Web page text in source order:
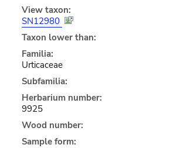
View taxon:
SN12980
Taxon lower than:
Familia:
Urticaceae
Subfamilia:
Herbarium number:
9925
Wood number:
Sample form: